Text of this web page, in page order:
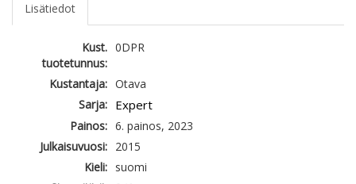
Lisätiedot
Kust.
tuotetunnus:
0DPR
Kustantaja: Otava
Sarja: Expert
Painos: 6. painos, 2023
Julkaisuvuosi: 2015
Kieli: suomi